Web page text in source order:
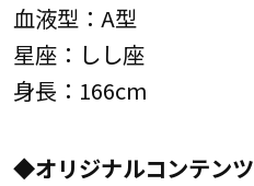
血液型：A型
星座：しし座
身長：166cm
◆オリジナルコンテン